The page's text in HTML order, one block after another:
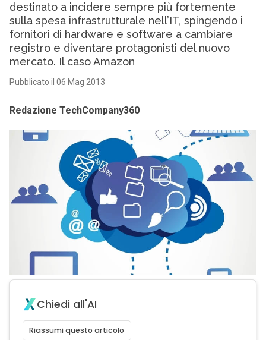
destinato a incidere sempre più fortemente
sulla spesa infrastrutturale nell’IT, spingendo i
fornitori di hardware e software a cambiare
registro e diventare protagonisti del nuovo
mercato. Il caso Amazon
Pubblicato il 06 Mag 2013
Redazione TechCompany360
Chiedi all'AI
Riassumi questo articolo